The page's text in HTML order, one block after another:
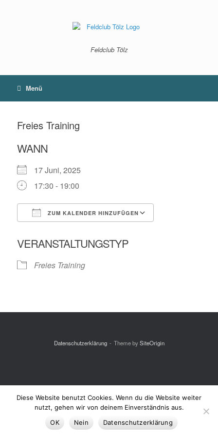
Feldclub Tölz
Menü
Freies Training
WANN
17 Juni, 2025
17:30 - 19:00
ZUM KALENDER HINZUFÜGEN
VERANSTALTUNGSTYP
Freies Training
Datenschutzerklärung Theme bySiteOrigin
Diese Website benutzt Cookies. Wenn du die Website weiter
nutzt, gehen wir von deinem Einverständnis aus.
OK
Nein Datenschutzerklärung